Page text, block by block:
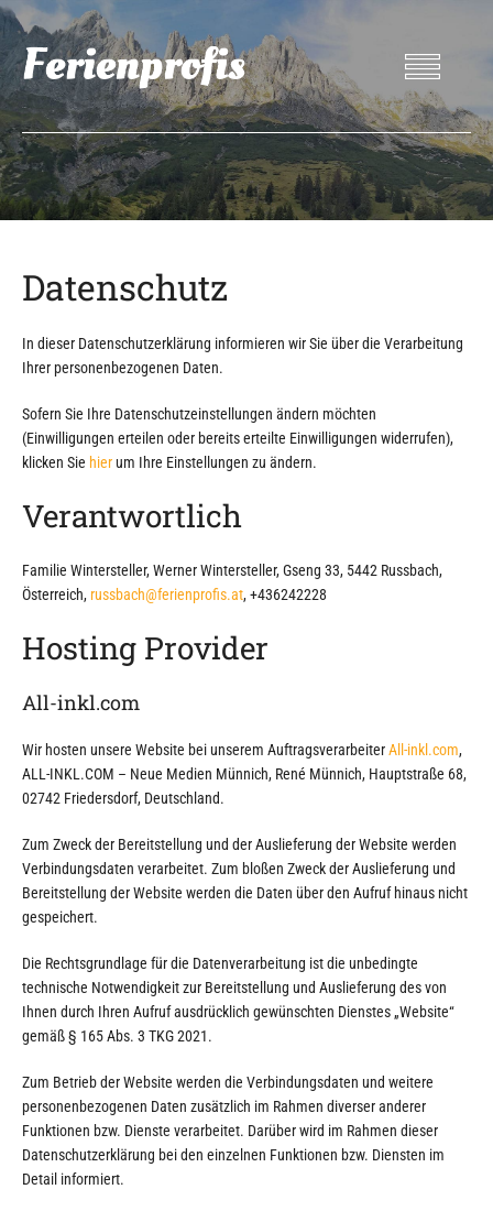
Datenschutz
In dieser Datenschutzerklärung informieren wir Sie über die Verarbeitung
Ihrer personenbezogenen Daten.
Sofern Sie Ihre Datenschutzeinstellungen ändern möchten
(Einwilligungen erteilen oder bereits erteilte Einwilligungen widerrufen),
klicken Sie hierum Ihre Einstellungen zu ändern.
Verantwortlich
Familie Wintersteller, Werner Wintersteller, Gseng 33, 5442 Russbach,
Österreich, russbach@ferienprofis.at, +436242228
Hosting Provider
All-inkl.com
Wir hosten unsere Website bei unserem AuftragsverarbeiterAll-inkl.com,
ALL-INKL.COM – Neue Medien Münnich, René Münnich, Hauptstraße 68,
02742 Friedersdorf, Deutschland.
Zum Zweck der Bereitstellung und der Auslieferung der Website werden
Verbindungsdaten verarbeitet. Zum bloßen Zweck der Auslieferung und
Bereitstellung der Website werden die Daten über den Aufruf hinaus nicht
gespeichert.
Die Rechtsgrundlage für die Datenverarbeitung ist die unbedingte
technische Notwendigkeit zur Bereitstellung und Auslieferung des von
Ihnen durch Ihren Aufruf ausdrücklich gewünschten Dienstes „Website“
gemäß § 165 Abs. 3 TKG 2021.
Zum Betrieb der Website werden die Verbindungsdaten und weitere
personenbezogenen Daten zusätzlich im Rahmen diverser anderer
Funktionen bzw. Dienste verarbeitet. Darüber wird im Rahmen dieser
Datenschutzerklärung bei den einzelnen Funktionen bzw. Diensten im
Detail informiert.